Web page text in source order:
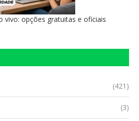
vivo: opções gratuitas e oficiais
(421)
(3)